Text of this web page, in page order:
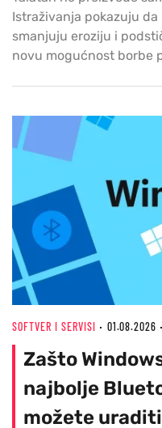
Istraživanja pokazuju
smanjuju eroziju i
novu mogućnost borbe
SOFTVER I SERVISI 01.08.2026
Zašto
najbolje
možete